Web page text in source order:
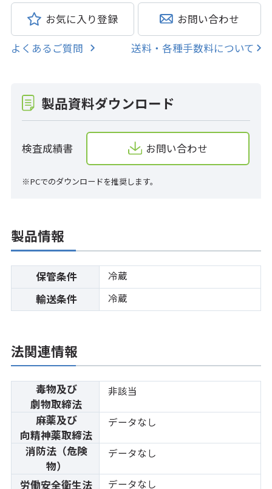
お気に入り登録 お問い合わせ
よくあるご質問 送料・各種手数料について
製品資料ダウンロード
検査成績書 お問い合わせ
※PCでのダウンロードを推奨します。
製品情報
保管条件 冷蔵
輸送条件 冷蔵
法関連情報
毒物及び
劇物取締法
非該当
麻薬及び
向精神薬取締法
データなし
消防法（危険
物）
データなし
労働安全衛生法 データなし